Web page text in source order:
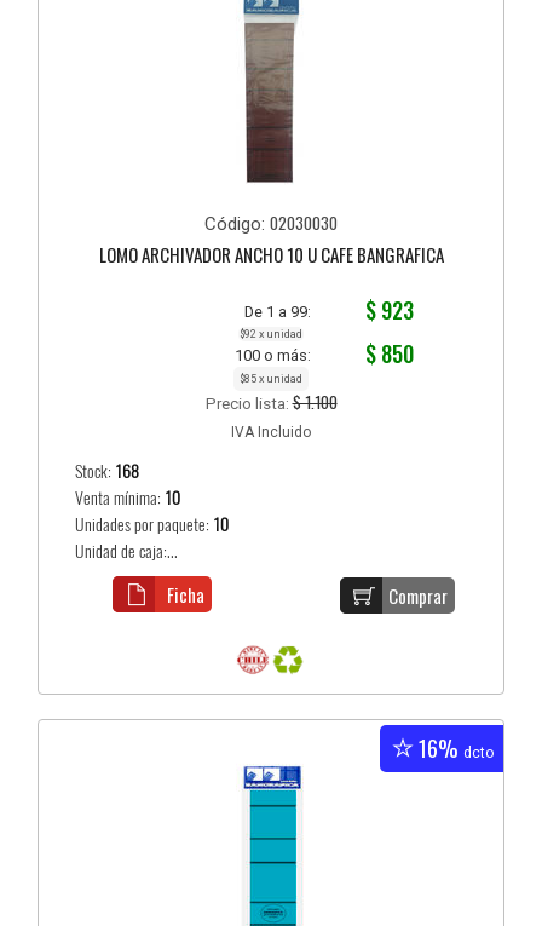
Código: 02030030
LOMO ARCHIVADOR ANCHO 10 U CAFE BANGRAFICA
De 1 a 99: $ 923
$92 x unidad
100 o más: $ 850
$85 x unidad
Precio lista:$ 1.100
IVA Incluido
Stock: 168
Venta mínima: 10
Unidades por paquete: 10
Unidad de caja:...
Comprar
Ficha
16% dcto